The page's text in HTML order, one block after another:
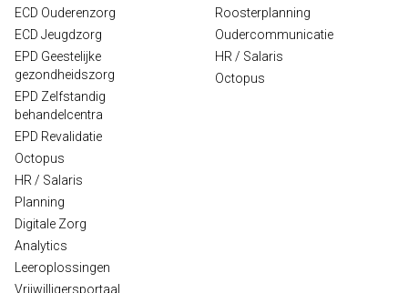
ECD Ouderenzorg
ECD Jeugdzorg
EPD Geestelijke
gezondheidszorg
EPD Zelfstandig
behandelcentra
EPD Revalidatie
Octopus
HR / Salaris
Planning
Digitale Zorg
Analytics
Leeroplossingen
Vrijwilligersportaal
Roosterplanning
Oudercommunicatie
HR / Salaris
Octopus